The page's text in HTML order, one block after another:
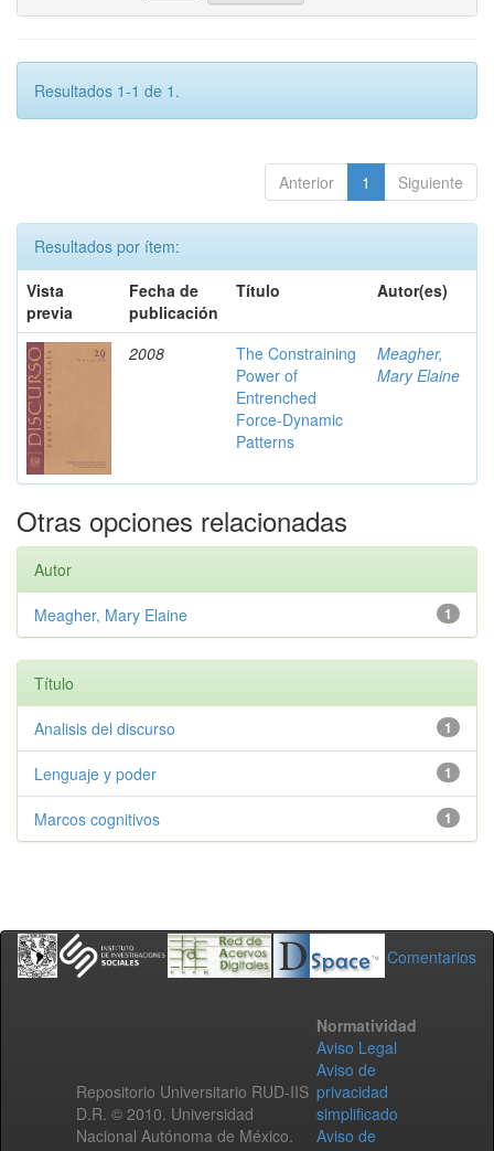
Resultados 1-1 de 1.
Anterior 1 Siguiente
Resultados por ítem:
Vista
previa
Fecha de
publicación
Título Autor(es)
2008
The Constraining
Power of
Entrenched
Force-Dynamic
Patterns
Meagher,
Mary Elaine
Otras opciones relacionadas
Autor
1
Meagher, Mary Elaine
Título
1
Analisis del discurso
1
Lenguaje y poder
1
Marcos cognitivos
Comentarios
Repositorio Universitario RUD-IIS
D.R. © 2010. Universidad
Nacional Autónoma de México.
Normatividad
Aviso Legal
Aviso de
privacidad
simplificado
Aviso de